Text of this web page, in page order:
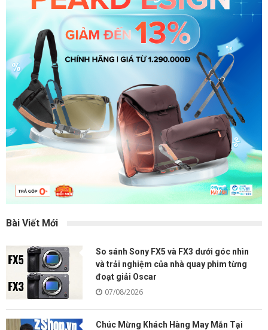
Bài Viết Mới
So sánh Sony FX5 và FX3 dưới góc nhìn
và trải nghiệm của nhà quay phim từng
đoạt giải Oscar
07/08/2026
Chúc Mừng Khách Hàng May Mắn Tại